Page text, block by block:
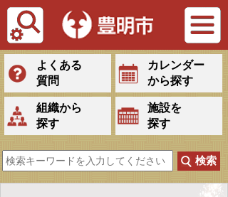
Tiếng Việt
よくある
質問
カレンダー
から探す
組織から
探す
施設を
探す